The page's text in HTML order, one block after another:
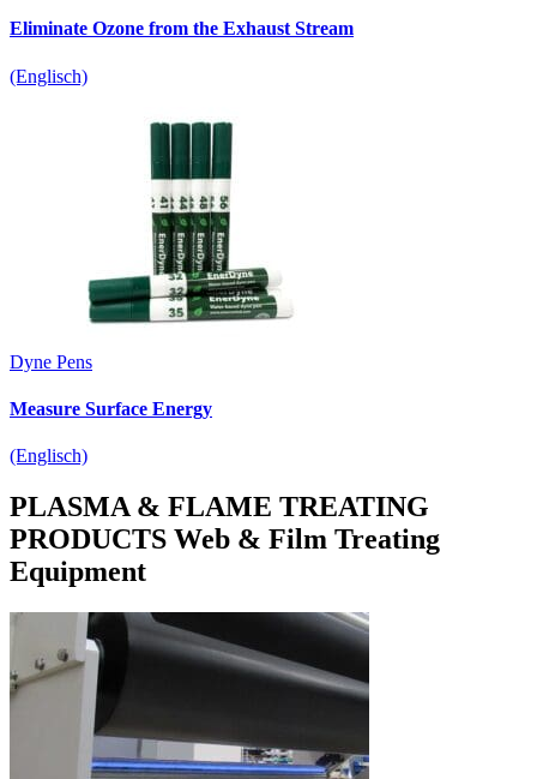
Eliminate Ozone from the Exhaust Stream
(Englisch)
Dyne Pens
Measure Surface Energy
(Englisch)
PLASMA & FLAME TREATING
PRODUCTS Web & Film Treating
Equipment